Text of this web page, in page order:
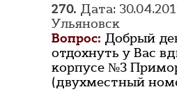
270. Дата:
Ульяновск
Вопрос: Добрый
отдохнуть у Вас
корпусе №3
(двухместный